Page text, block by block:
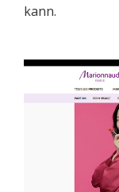
kann.